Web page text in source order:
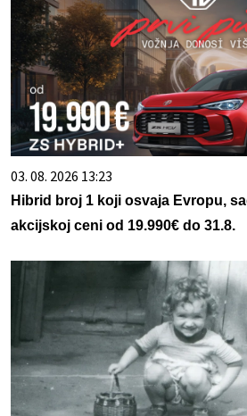
03. 08. 2026 13:23
Hibrid broj 1 koji osvaja Evropu,
akcijskoj ceni od 19.990€ do 31.8.